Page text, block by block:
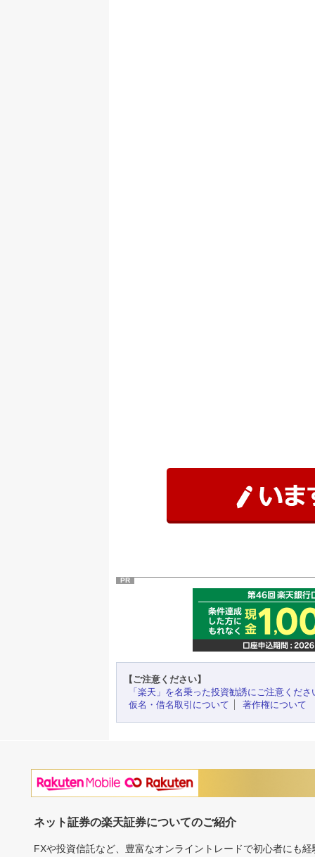
PR
【ご注意ください】
「楽天」を名乗った投資勧誘にご注意くださ
仮名・借名取引について
著作権について
ネット証券の楽天証券についてのご紹介
FXや投資信託など、豊富なオンライントレードで初心者にも